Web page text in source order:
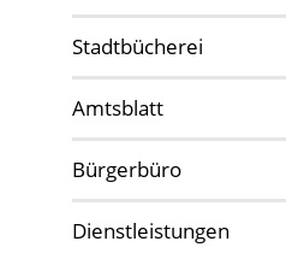
Stadtbücherei
Amtsblatt
Bürgerbüro
Dienstleistungen